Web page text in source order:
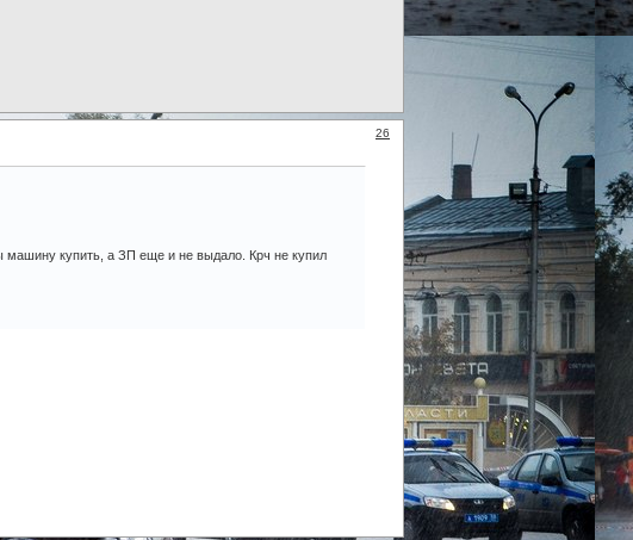
26
машину купить, а ЗП еще и не выдало. Крч не купил